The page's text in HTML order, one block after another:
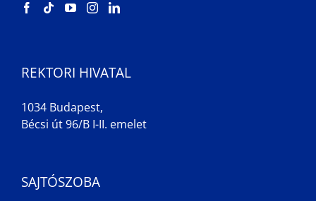
REKTORI HIVATAL
1034 Budapest,
Bécsi út 96/B I-II. emelet
SAJTÓSZOBA